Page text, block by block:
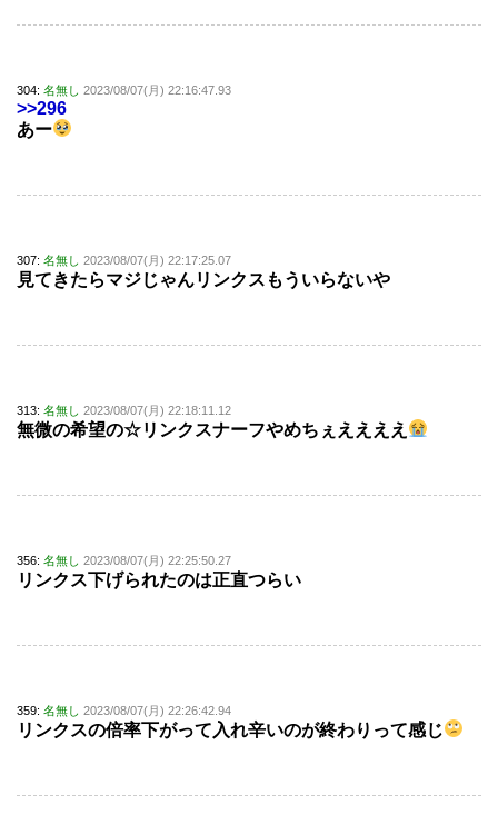
304: 名無し 2023/08/07(月) 22:16:47.93
>>296
あー
307: 名無し 2023/08/07(月) 22:17:25.07
見てきたらマジじゃんリンクスもういらないや
313: 名無し 2023/08/07(月) 22:18:11.12
無微の希望の☆リンクスナーフやめちぇええええ
356: 名無し 2023/08/07(月) 22:25:50.27
リンクス下げられたのは正直つらい
359: 名無し 2023/08/07(月) 22:26:42.94
リンクスの倍率下がって入れ辛いのが終わりって感じ